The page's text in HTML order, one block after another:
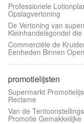
Professionele
Opslagvertoning
De Vertoning van
Kleinhandelsgondel
Commerciële de
Eenheden Binnen
promotielijsten
Supermarkt
Reclame
Van de
Promotie